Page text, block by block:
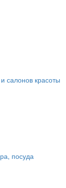
салонов красоты
посуда